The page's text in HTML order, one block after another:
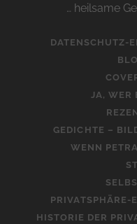
… heilsame
DATENSCHUTZ-
JA, WER
GEDICHTE –
WENN
PRIVATSPHÄRE-
HISTORIE DER